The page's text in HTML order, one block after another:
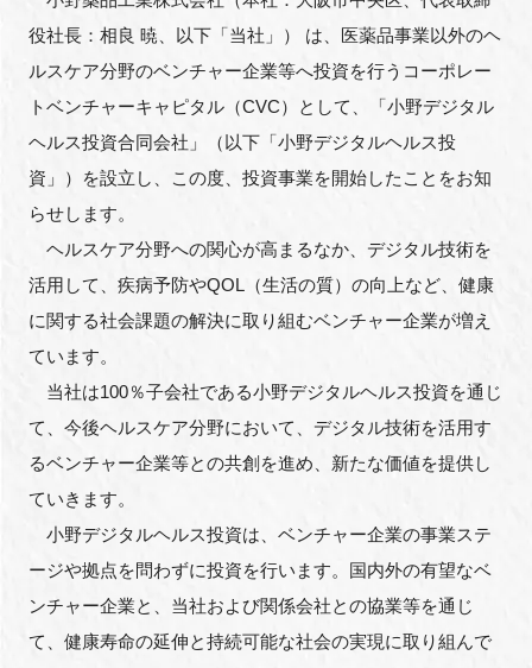
FAQ
イベントお知らせメール登録
閉じる
役社長：相良 暁、以下「当社」） は、医薬品事業以外のヘ
ルスケア分野のベンチャー企業等へ投資を行うコーポレー
トベンチャーキャピタル（CVC）として、「小野デジタル
ヘルス投資合同会社」（以下「小野デジタルヘルス投
資」）を設立し、この度、投資事業を開始したことをお知
らせします。
ヘルスケア分野への関心が高まるなか、デジタル技術を
活用して、疾病予防やQOL（生活の質）の向上など、健康
に関する社会課題の解決に取り組むベンチャー企業が増え
ています。
当社は100％子会社である小野デジタルヘルス投資を通じ
て、今後ヘルスケア分野において、デジタル技術を活用す
るベンチャー企業等との共創を進め、新たな価値を提供し
ていきます。
小野デジタルヘルス投資は、ベンチャー企業の事業ステ
ージや拠点を問わずに投資を行います。国内外の有望なベ
ンチャー企業と、当社および関係会社との協業等を通じ
て、健康寿命の延伸と持続可能な社会の実現に取り組んで